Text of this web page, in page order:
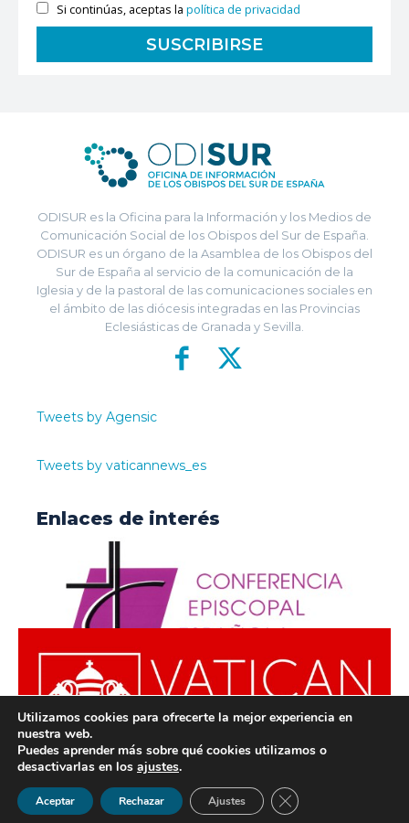
Si continúas, aceptas lapolítica de privacidad
ODISUR es la Oficina para la Información y los Medios de
Comunicación Social de los Obispos del Sur de España.
ODISUR es un órgano de la Asamblea de los Obispos del
Sur de España al servicio de la comunicación de la
Iglesia y de la pastoral de las comunicaciones sociales en
el ámbito de las diócesis integradas en las Provincias
Eclesiásticas de Granada y Sevilla.
Tweets by Agensic
Tweets by vaticannews_es
Enlaces de interés
© ODISUR | Todos los derechos reservados |Política de
Privacidad
Aviso Legal
Utilizamos cookies para ofrecerte la mejor experiencia en
nuestra web.
Puedes aprender más sobre qué cookies utilizamos o
desactivarlas en los ajustes.
Aceptar Rechazar Ajustes Cerrar el banner de